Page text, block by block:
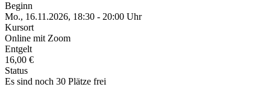
Beginn
Mo., 16.11.2026, 18:30 - 20:00 Uhr
Kursort
Online mit Zoom
Entgelt
16,00 €
Status
Es sind noch 30 Plätze frei